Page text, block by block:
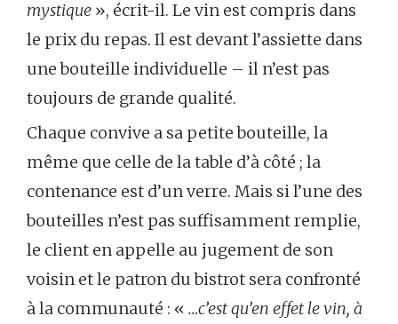
mystique », écrit-il. Le vin est compris dans
le prix du repas. Il est devant l’assiette dans
une bouteille individuelle – il n’est pas
toujours de grande qualité.
Chaque convive a sa petite bouteille, la
même que celle de la table d’à côté ; la
contenance est d’un verre. Mais si l’une des
bouteilles n’est pas suffisamment remplie,
le client en appelle au jugement de son
voisin et le patron du bistrot sera confronté
à la communauté : « …c’est qu’en effet le vin, à